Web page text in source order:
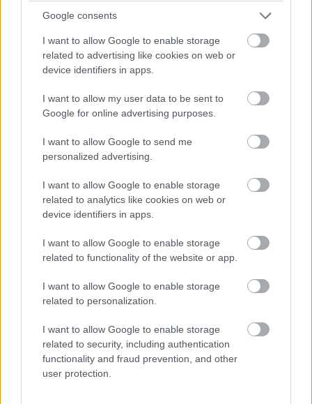
Google consents
I want to allow Google to enable storage
related to advertising like cookies on web or
device identifiers in apps.
I want to allow my user data to be sent to
Google for online advertising purposes.
I want to allow Google to send me
personalized advertising.
I want to allow Google to enable storage
related to analytics like cookies on web or
device identifiers in apps.
I want to allow Google to enable storage
related to functionality of the website or app.
I want to allow Google to enable storage
related to personalization.
I want to allow Google to enable storage
related to security, including authentication
functionality and fraud prevention, and other
user protection.